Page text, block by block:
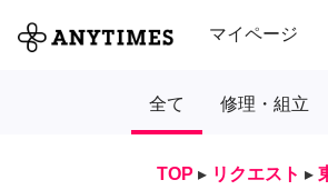
マイページ
全て 修理・組立
TOP ▸ リクエスト ▸